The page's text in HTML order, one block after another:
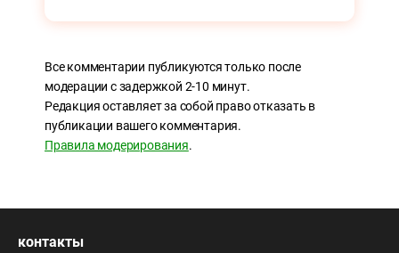
Все комментарии публикуются только после
модерации с задержкой 2-10 минут.
Редакция оставляет за собой право отказать в
публикации вашего комментария.
Правила модерирования.
контакты